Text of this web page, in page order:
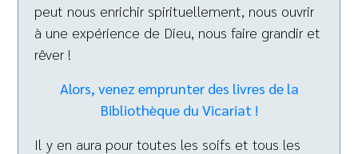
peut nous enrichir spirituellement, nous ouvrir
à une expérience de Dieu, nous faire grandir et
rêver !
Alors, venez emprunter des livres de la
Bibliothèque du Vicariat !
Il y en aura pour toutes les soifs et tous les